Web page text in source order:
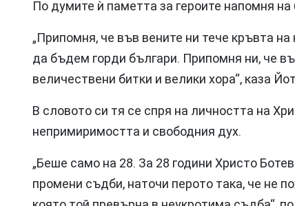
По думите ѝ паметта за героите напомня
„Припомня, че във вените ни тече кръвта
да бъдем горди българи. Припомня ни, че
величествени битки и велики хора“, каза
В словото си тя се спря на личността на
непримиримостта и свободния дух.
„Беше само на 28. За 28 години Христо
промени съдби, наточи перото така, че не